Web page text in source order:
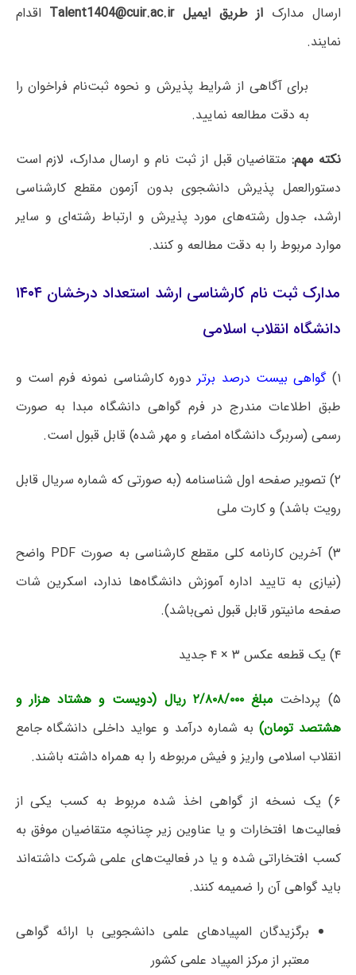
ارسال مدارک از طریق ایمیل Talent1404@cuir.ac.ir
اقدام
نمایند.
برای آگاهی از شرایط پذیرش و نحوه ثبت‌نام فراخوان را
به دقت مطالعه نمایید.
نکته مهم: متقاضیان قبل از ثبت نام و ارسال مدارک، لازم است
دستورالعمل پذیرش دانشجوی بدون آزمون مقطع کارشناسی
ارشد، جدول رشته‌های مورد پذیرش و ارتباط رشته‌ای و سایر
موارد مربوط را به دقت مطالعه و کنند.
مدارک ثبت نام کارشناسی ارشد استعداد درخشان ۱۴۰۴
دانشگاه انقلاب اسلامی
۱) گواهی بیست درصد برتردوره کارشناسی نمونه فرم است و
طبق اطلاعات مندرج در فرم گواهی دانشگاه مبدا به صورت
رسمی (سربرگ دانشگاه امضاء و مهر شده) قابل قبول است.
۲) تصویر صفحه اول شناسنامه (به صورتی که شماره سریال قابل
رویت باشد) و کارت ملی
۳) آخرین کارنامه کلی مقطع کارشناسی به صورت PDF واضح
(نیازی به تایید اداره آموزش دانشگاه‌ها ندارد، اسکرین شات
صفحه مانیتور قابل قبول نمی‌باشد).
۴) یک قطعه عکس ۳ × ۴ جدید
۵) پرداخت
مبلغ ۲/۸۰۸/۰۰۰ ریال (دویست و هشتاد هزار و
هشتصد تومان) به شماره درآمد و عواید داخلی دانشگاه جامع
انقلاب اسلامی واریز و فیش مربوطه را به همراه داشته باشند.
۶) یک نسخه از گواهی اخذ شده مربوط به کسب یکی از
فعالیت‌ها افتخارات و یا عناوین زیر چنانچه متقاضیان موفق به
کسب افتخاراتی شده و یا در فعالیت‌های علمی شرکت داشته‌اند
باید گواهی آن را ضمیمه کنند.
برگزیدگان المپیادهای علمی دانشجویی با ارائه گواهی
معتبر از مرکز المپیاد علمی کشور